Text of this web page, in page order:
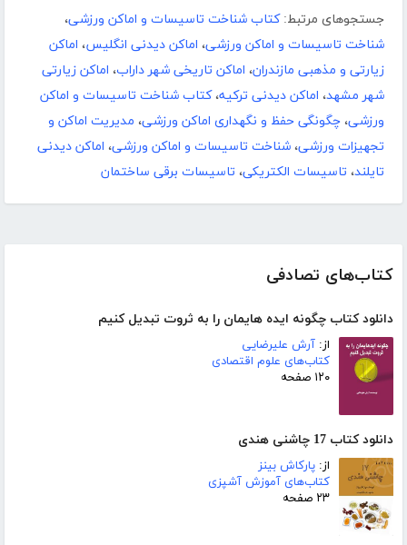
کتاب‌های تصادفی
دانلود کتاب چگونه ایده هایمان را به ثروت تبدیل کنیم
از: آرش علیرضایی
کتاب‌های علوم اقتصادی
۱۲۰ صفحه
دانلود کتاب 17 چاشنی هندی
از: پارکاش بینز
کتاب‌های آموزش آشپزی
۲۳ صفحه
جستجوهای مرتبط: کتاب شناخت تاسیسات و اماکن ورزشی،
شناخت تاسیسات و اماکن ورزشی، اماکن دیدنی انگلیس، اماکن
زیارتی و مذهبی مازندران، اماکن تاریخی شهر داراب، اماکن زیارتی
شهر مشهد، اماکن دیدنی ترکیه،کتاب شناخت تاسیسات و اماکن
ورزشی، چگونگی حفظ و نگهداری اماکن ورزشی، مدیریت اماکن و
تجهیزات ورزشی، شناخت تاسیسات و اماکن ورزشی، اماکن دیدنی
تایلند، تاسیسات الکتریکی، تاسیسات برقی ساختمان